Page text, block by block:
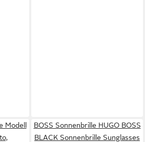
Modell
BOSS Sonnenbrille HUGO BOSS
BLACK Sonnenbrille Sunglasses